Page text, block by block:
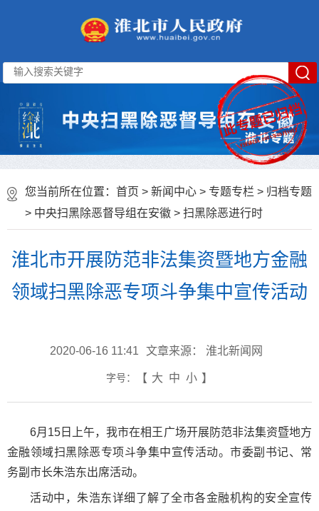
您当前所在位置： 首页 > 新闻中心 > 专题专栏 > 归档专题
> 中央扫黑除恶督导组在安徽 > 扫黑除恶进行时
淮北市开展防范非法集资暨地方金融
领域扫黑除恶专项斗争集中宣传活动
2020-06-16 11:41 文章来源： 淮北新闻网
字号： 【 大 中 小 】
6月15日上午，我市在相王广场开展防范非法集资暨地方
金融领域扫黑除恶专项斗争集中宣传活动。市委副书记、常
务副市长朱浩东出席活动。
活动中，朱浩东详细了解了全市各金融机构的安全宣传